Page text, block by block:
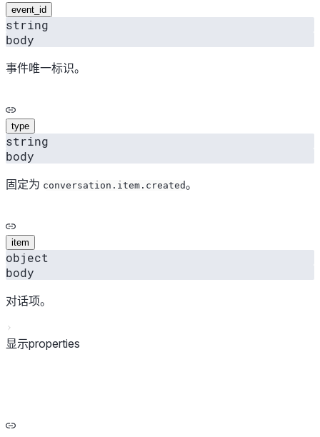
event_id
string
body
事件唯一标识。
type
string
body
固定为 conversation.item.created。
item
object
body
对话项。
显示properties